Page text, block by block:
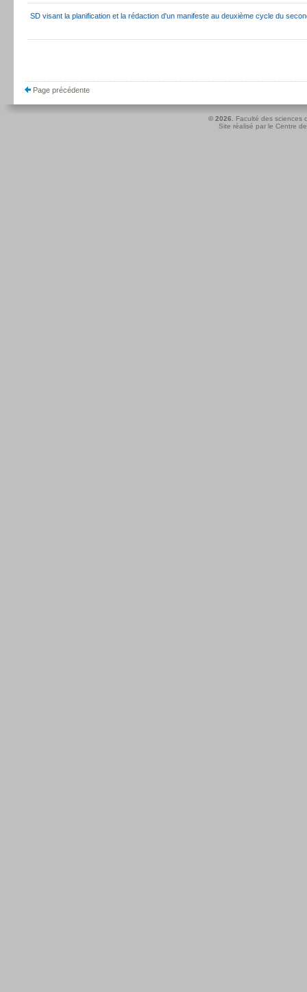
SD visant la planification et la rédaction d'un manifeste au deuxième cycle du
Page précédente
© 2026.
Faculté des sciences
Site réalisé par le Centre